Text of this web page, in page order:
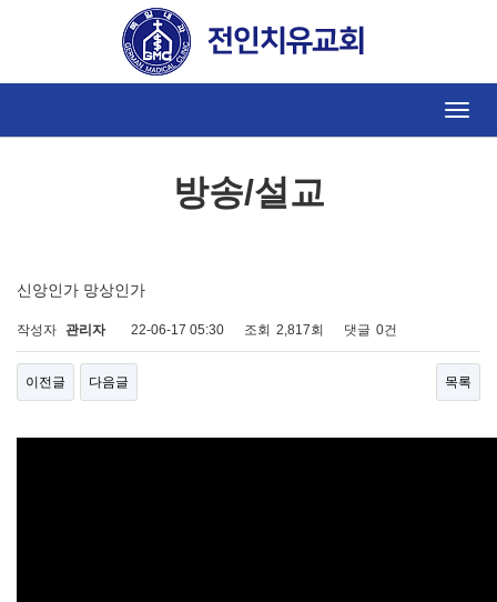
Toggle
방송/설교
신앙인가 망상인가
작성자 관리자 22-06-17 05:30 조회 2,817회 댓글 0건
이전글 다음글 목록